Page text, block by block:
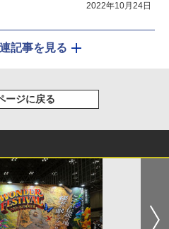
2022年10月24日
記事を見る
ージに戻る